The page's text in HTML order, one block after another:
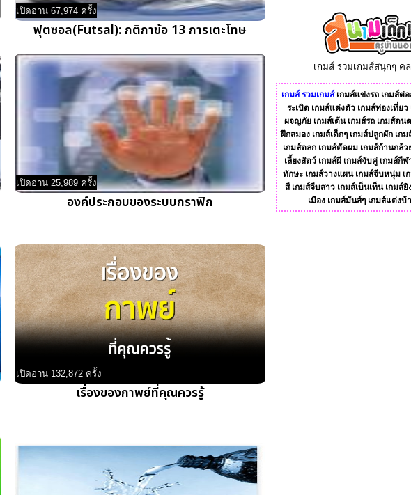
เปิดอ่าน 67,974 ครั้ง
ฟุตซอล(Futsal): กติกาข้อ 13 การเตะโทษ
เปิดอ่าน 25,989 ครั้ง
องค์ประกอบของระบบกราฟิก
เปิดอ่าน 132,872 ครั้ง
เรื่องของกาพย์ที่คุณควรรู้
เกมส์ รวมเกมส์สนุกๆ ค
เกมส์ รวมเกมส์ เกมส์แข่งรถ เกมส์ต่อ
ระเบิด เกมส์แต่งตัว เกมส์ท่องเที่ยว
ผจญภัย เกมส์เต้น เกมส์รถ เกมส์ดน
ฝึกสมอง เกมส์เด็กๆ เกมส์ปลูกผัก เก
เกมส์ตลก เกมส์ตัดผม เกมส์ก้านกล้ว
เลี้ยงสัตว์ เกมส์ผี เกมส์จับคู่ เกมส์กีฬ
ทักษะ เกมส์วางแผน เกมส์จีบหนุ่ม เ
สี เกมส์จีบสาว เกมส์เบ็นเท็น เกมส์ยิ
เมือง เกมส์มันส์ๆ เกมส์แต่งบ้